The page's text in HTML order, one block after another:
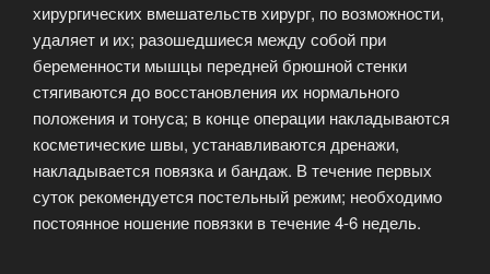
хирургических вмешательств хирург, по возможности,
удаляет и их; разошедшиеся между собой при
беременности мышцы передней брюшной стенки
стягиваются до восстановления их нормального
положения и тонуса; в конце операции накладываются
косметические швы, устанавливаются дренажи,
накладывается повязка и бандаж. В течение первых
суток рекомендуется постельный режим; необходимо
постоянное ношение повязки в течение 4-6 недель.